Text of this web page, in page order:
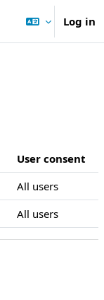
Log in
User consent
All users
All users